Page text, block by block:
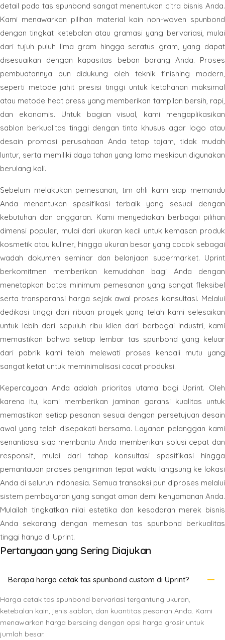
detail pada tas spunbond sangat menentukan citra bisnis Anda.
Kami menawarkan pilihan material kain non-woven spunbond
dengan tingkat ketebalan atau gramasi yang bervariasi, mulai
dari tujuh puluh lima gram hingga seratus gram, yang dapat
disesuaikan dengan kapasitas beban barang Anda. Proses
pembuatannya pun didukung oleh teknik finishing modern,
seperti metode jahit presisi tinggi untuk ketahanan maksimal
atau metode heat press yang memberikan tampilan bersih, rapi,
dan ekonomis. Untuk bagian visual, kami mengaplikasikan
sablon berkualitas tinggi dengan tinta khusus agar logo atau
desain promosi perusahaan Anda tetap tajam, tidak mudah
luntur, serta memiliki daya tahan yang lama meskipun digunakan
berulang kali.
Sebelum melakukan pemesanan, tim ahli kami siap memandu
Anda menentukan spesifikasi terbaik yang sesuai dengan
kebutuhan dan anggaran. Kami menyediakan berbagai pilihan
dimensi populer, mulai dari ukuran kecil untuk kemasan produk
kosmetik atau kuliner, hingga ukuran besar yang cocok sebagai
wadah dokumen seminar dan belanjaan supermarket. Uprint
berkomitmen memberikan kemudahan bagi Anda dengan
menetapkan batas minimum pemesanan yang sangat fleksibel
serta transparansi harga sejak awal proses konsultasi. Melalui
dedikasi tinggi dari ribuan proyek yang telah kami selesaikan
untuk lebih dari sepuluh ribu klien dari berbagai industri, kami
memastikan bahwa setiap lembar tas spunbond yang keluar
dari pabrik kami telah melewati proses kendali mutu yang
sangat ketat untuk meminimalisasi cacat produksi.
Kepercayaan Anda adalah prioritas utama bagi Uprint. Oleh
karena itu, kami memberikan jaminan garansi kualitas untuk
memastikan setiap pesanan sesuai dengan persetujuan desain
awal yang telah disepakati bersama. Layanan pelanggan kami
senantiasa siap membantu Anda memberikan solusi cepat dan
responsif, mulai dari tahap konsultasi spesifikasi hingga
pemantauan proses pengiriman tepat waktu langsung ke lokasi
Anda di seluruh Indonesia. Semua transaksi pun diproses melalui
sistem pembayaran yang sangat aman demi kenyamanan Anda.
Mulailah tingkatkan nilai estetika dan kesadaran merek bisnis
Anda sekarang dengan memesan tas spunbond berkualitas
tinggi hanya di Uprint.
Pertanyaan yang Sering Diajukan
Berapa harga cetak tas spunbond custom di Uprint? remove
Harga cetak tas spunbond bervariasi tergantung ukuran,
ketebalan kain, jenis sablon, dan kuantitas pesanan Anda. Kami
menawarkan harga bersaing dengan opsi harga grosir untuk
jumlah besar.